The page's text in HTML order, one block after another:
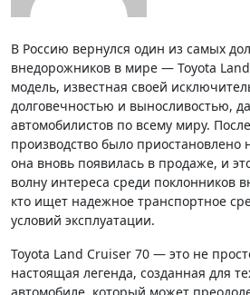
В Россию вернулся один из самых долговечных и надежных
внедорожников в мире — Toyota
модель, известная своей
долговечностью и выносливостью,
автомобилистов по всему миру.
производство было приостановлено
она вновь появилась в продаже, и
волну интереса среди поклонников
кто ищет надежное транспортное
условий эксплуатации.
Toyota Land Cruiser 70 — это не
настоящая легенда, созданная для